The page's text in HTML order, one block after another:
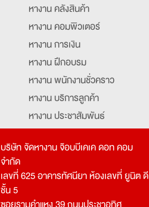
หางาน คลังสินค้า
หางาน คอมพิวเตอร์
หางาน การเงิน
หางาน ฝึกอบรม
หางาน พนักงานชั่วคราว
หางาน บริการลูกค้า
หางาน ประชาสัมพันธ์
หางาน รับโทรศัพท์
หางาน ประสานงาน
หางาน จองตั๋ว
บริษัท จัดหางาน จ๊อบบีเคเค ดอท คอม
จำกัด
เลขที่ 625 อาคารทัศนียา ห้องเลขที่ ยูนิต ดี
ชั้น 5